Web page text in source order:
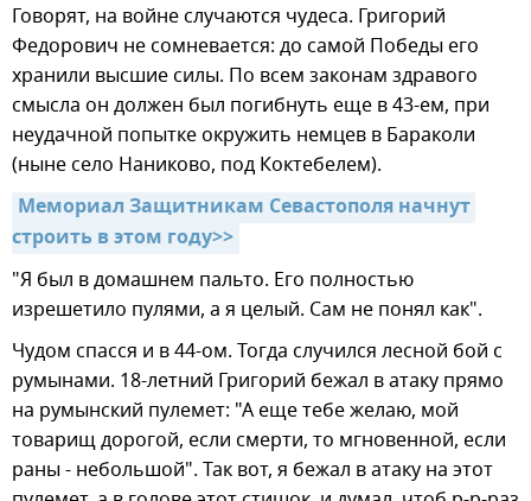
Говорят, на войне случаются чудеса. Григорий
Федорович не сомневается: до самой Победы его
хранили высшие силы. По всем законам здравого
смысла он должен был погибнуть еще в 43-ем, при
неудачной попытке окружить немцев в Бараколи
(ныне село Наниково, под Коктебелем).
Мемориал Защитникам Севастополя начнут
строить в этом году>>
"Я был в домашнем пальто. Его полностью
изрешетило пулями, а я целый. Сам не понял как".
Чудом спасся и в 44-ом. Тогда случился лесной бой с
румынами. 18-летний Григорий бежал в атаку прямо
на румынский пулемет: "А еще тебе желаю, мой
товарищ дорогой, если смерти, то мгновенной, если
раны - небольшой". Так вот, я бежал в атаку на этот